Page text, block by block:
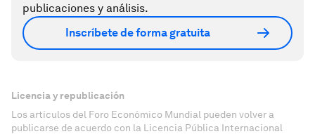
publicaciones y análisis.
Inscríbete de forma gratuita
Licencia y republicación
Los artículos del Foro Económico Mundial pueden volver a
publicarse de acuerdo con la Licencia Pública Internacional